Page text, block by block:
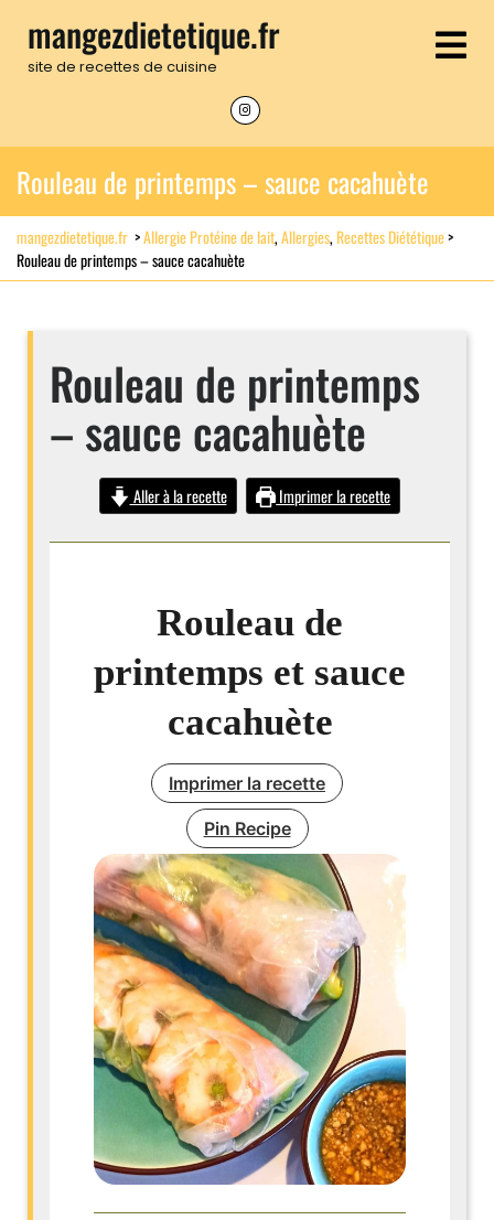
content
mangezdietetique.fr
site de recettes de cuisine
Rouleau de printemps – sauce cacahuète
mangezdietetique.fr >Allergie Protéine de lait,Allergies, Recettes Diététique>
Rouleau de printemps – sauce cacahuète
Rouleau de printemps
– sauce cacahuète
Aller à la recette Imprimer la recette
Rouleau de
printemps et sauce
cacahuète
Imprimer la recette
Pin Recipe